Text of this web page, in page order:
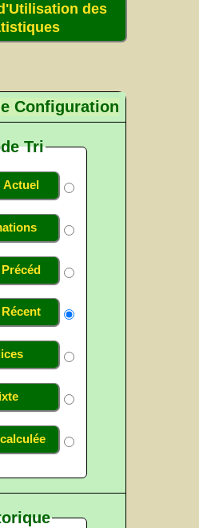
des
Configuration
Tri
Actuel